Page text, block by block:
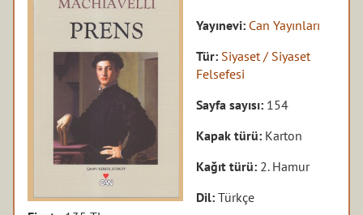
Yayınevi: Can Yayınları
Tür: Siyaset / Siyaset
Felsefesi
Sayfa sayısı: 154
Kapak türü: Karton
Kağıt türü: 2. Hamur
Dil:Türkçe